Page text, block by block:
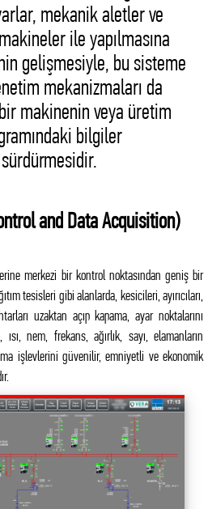
mekanik aletler ve
ile yapılmasına
gelişmesiyle, bu sisteme
mekanizmaları da
makinenin veya üretim
bilgiler
and Data Acquisition)
merkezi bir kontrol noktasından geniş bir
tesisleri gibi alanlarda, kesicileri, ayırıcıları,
uzaktan açıp kapama, ayar noktalarını
nem, frekans, ağırlık, sayı, elamanların
işlevlerini güvenilir, emniyetli ve ekonomik